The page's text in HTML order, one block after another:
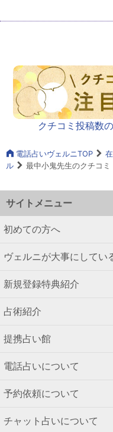
クチコミ投稿数
電話占いヴェルニTOP
ル
最中小鬼先生のクチコミ
サイトメニュー
初めての方へ
ヴェルニが大事にしてい
新規登録特典紹介
占術紹介
提携占い館
電話占いについて
予約依頼について
チャット占いについて